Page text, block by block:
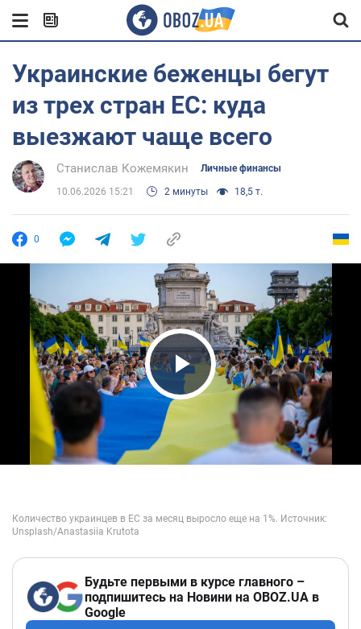
Украинские беженцы бегут
из трех стран ЕС: куда
выезжают чаще всего
Станислав Кожемякин Личные финансы
10.06.2026 15:21 2 минуты 18,5 т.
0
Play Video
Будьте первыми в курсе главного –
подпишитесь на Новини на OBOZ.UA в
Google